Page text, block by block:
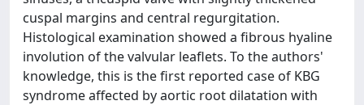
cuspal margins and central regurgitation.
Histological examination showed a fibrous hyaline
involution of the valvular leaflets. To the authors'
knowledge, this is the first reported case of KBG
syndrome affected by aortic root dilatation with